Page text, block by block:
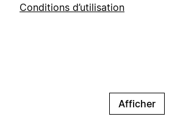
Conditions d’utilisation
Afficher